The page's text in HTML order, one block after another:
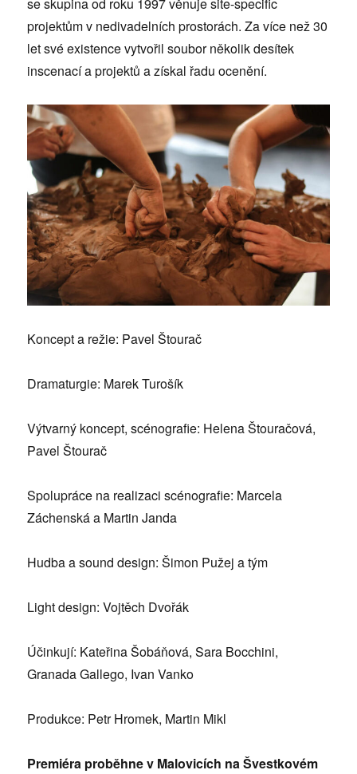
projektům v nedivadelních prostorách. Za více než 30
let své existence vytvořil soubor několik desítek
inscenací a projektů a získal řadu ocenění.
Koncept a režie: Pavel Štourač
Dramaturgie: Marek Turošík
Výtvarný koncept, scénografie: Helena Štouračová,
Pavel Štourač
Spolupráce na realizaci scénografie: Marcela
Záchenská a Martin Janda
Hudba a sound design: Šimon Pužej a tým
Light design: Vojtěch Dvořák
Účinkují: Kateřina Šobáňová, Sara Bocchini,
Granada Gallego, Ivan Vanko
Produkce: Petr Hromek, Martin Mikl
Premiéra proběhne v Malovicích na Švestkovém